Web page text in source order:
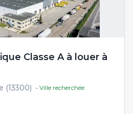
Classe A à louer à
(13300) • Ville recherchée